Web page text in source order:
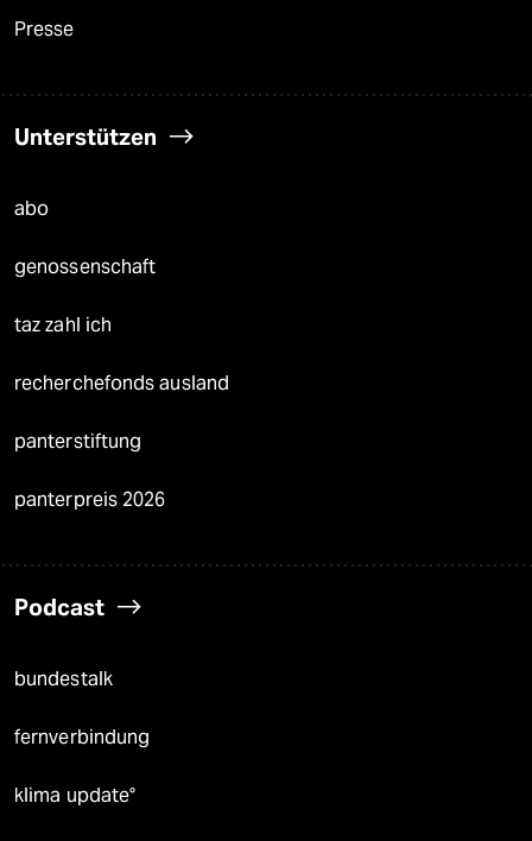
Presse
Unterstützen
abo
genossenschaft
taz zahl ich
recherchefonds ausland
panterstiftung
panterpreis 2026
Podcast
bundestalk
fernverbindung
klima update°